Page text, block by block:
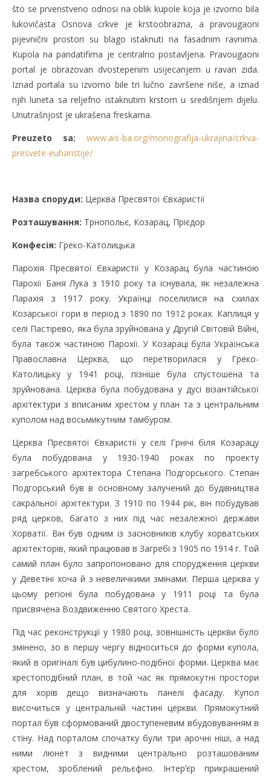
što se prvenstveno odnosi na oblik kupole koja je izvorno bila
lukovičasta Osnova crkve je krstoobrazna, a pravougaoni
pijevnični prostori su blago istaknuti na fasadnim ravnima.
Kupola na pandatifima je centralno postavljena. Pravougaoni
portal je obrazovan dvostepenim usijecanjem u ravan zida.
Iznad portala su izvorno bile tri lučno završene niše, a iznad
njih luneta sa reljefno istaknutim krstom u središnjem dijelu.
Unutrašnjost je ukrašena freskama.
Preuzeto sa:
www.ais-ba.org/monografija-ukrajina/crkva-
presvete-euharistije/
Назва споруди: Церква Пресвятої Євхаристії
Розташування: Трнопольє, Козарац, Прієдор
Конфесія: Греко-Католицька
Парохія Пресвятої Євхаристії у Козарац була частиною
Парохії Баня Лука з 1910 року та існувала, як незалежна
Парахія з 1917 року. Українці поселилися на схилах
Козарської гори в період з 1890 по 1912 роках. Каплиця у
селі Пастірево, яка була зруйнована у Другій Світовій Війні,
була також частиною Парохії. У Козараці була Українська
Православна Церква, що перетворилася у Греко-
Католицьку у 1941 році, пізніше була спустошена та
зруйнована. Церква була побудована у дусі візантійської
архітектури з вписаним хрестом у план та з центральним
куполом над восьмикутним тамбуром.
Церква Пресвятої Євхаристії у селі Грнічі біля Козарацу
була побудована у 1930-1940 роках по проекту
загребського архітектора Степана Подгорського. Степан
Подгорський був в основному залучений до будівництва
сакральної архітектури. З 1910 по 1944 рік, він побудував
ряд церков, багато з них під час незалежної держави
Хорватії. Він був одним із засновників клубу хорватських
архітекторів, який працював в Загребі з 1905 по 1914 г. Той
самий план було запропоновано для спорудження церкви
у Деветіні хоча й з невеличкими змінами. Перша церква у
цьому регіоні була побудована у 1911 році та була
присвячена Воздвиженню Святого Хреста.
Під час реконструкції у 1980 році, зовнішність церкви було
змінено, зо в першу чергу відноситься до форми купола,
який в оригіналі був цибулино-подібної форми. Церква має
хрестоподібний план, в той час як прямокутні простори
для хорів дещо визначають панелі фасаду. Купол
височиться у центральній частині церкви. Прямокутний
портал був сформований двоступеневим вбудовуванням в
стіну. Над порталом спочатку були три арочні ніші, а над
ними люнет з видними центрально розташованим
хрестом, зроблений рельєфно. Інтер’єр прикрашений